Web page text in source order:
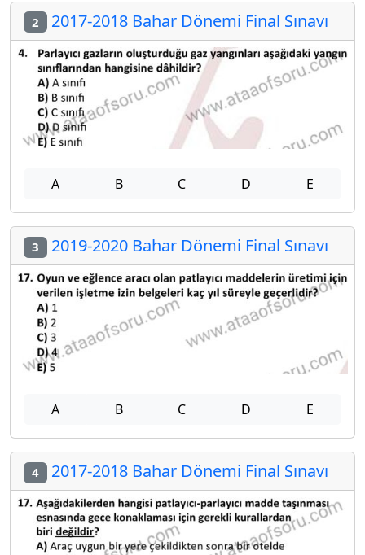
2 2017-2018 Bahar Dönemi Final Sınavı
A B C D E
3 2019-2020 Bahar Dönemi Final Sınavı
A B C D E
4 2017-2018 Bahar Dönemi Final Sınavı